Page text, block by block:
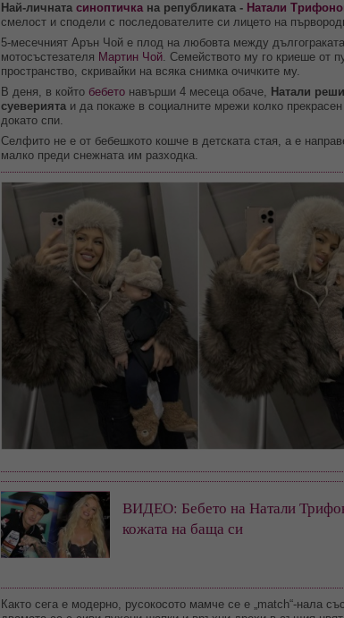
Най-личната синоптичкана републиката - Натали
смелост и сподели с последователите си лицето на
5-месечният Арън Чой е плод на любовта между
мотосъстезателя Мартин Чой. Семейството му го криеше от
пространство, скривайки на всяка снимка очичките му.
В деня, в който бебето навърши 4 месеца обаче, Натали
суеверията и да покаже в социалните мрежи колко
докато спи.
Селфито не е от бебешкото кошче в детската стая, а е
малко преди снежната им разходка.
ВИДЕО: Бебето на Натали
кожата на баща си
Както сега е модерно, русокосото мамче се е „match“-нала